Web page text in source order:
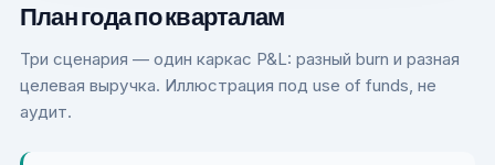
План года по кварталам
Три сценария — один каркас P&L: разный burn и разная
целевая выручка. Иллюстрация под use of funds, не
аудит.